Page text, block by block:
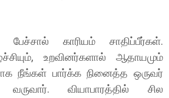
காரியம் சாதிப்பீர்கள்.
உறவினர்களால் ஆதாயமும்
நீங்கள் பார்க்க நினைத்த ஒருவர்
வியாபாரத்தில் சில